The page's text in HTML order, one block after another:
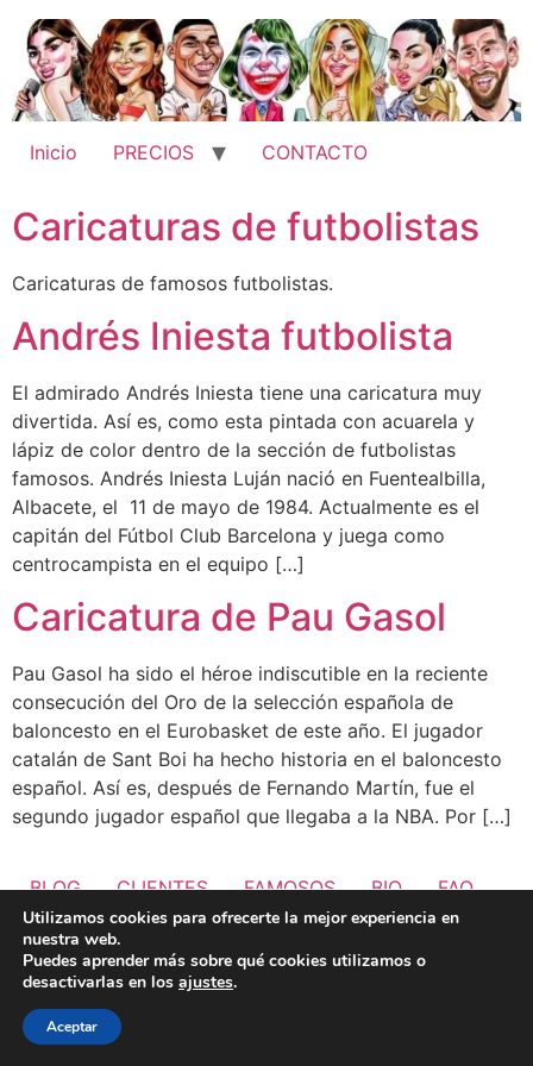
contenido
Inicio PRECIOS CONTACTO
Caricaturas de futbolistas
Caricaturas de famosos futbolistas.
Andrés Iniesta futbolista
El admirado Andrés Iniesta tiene una caricatura muy
divertida. Así es, como esta pintada con acuarela y
lápiz de color dentro de la sección de futbolistas
famosos. Andrés Iniesta Luján nació en Fuentealbilla,
Albacete, el 11 de mayo de 1984. Actualmente es el
capitán del Fútbol Club Barcelona y juega como
centrocampista en el equipo […]
Caricatura de Pau Gasol
Pau Gasol ha sido el héroe indiscutible en la reciente
consecución del Oro de la selección española de
baloncesto en el Eurobasket de este año. El jugador
catalán de Sant Boi ha hecho historia en el baloncesto
español. Así es, después de Fernando Martín, fue el
segundo jugador español que llegaba a la NBA. Por […]
BLOG CLIENTES FAMOSOS BIO FAQ
Utilizamos cookies para ofrecerte la mejor experiencia en
nuestra web.
Puedes aprender más sobre qué cookies utilizamos o
desactivarlas en los ajustes.
Aceptar